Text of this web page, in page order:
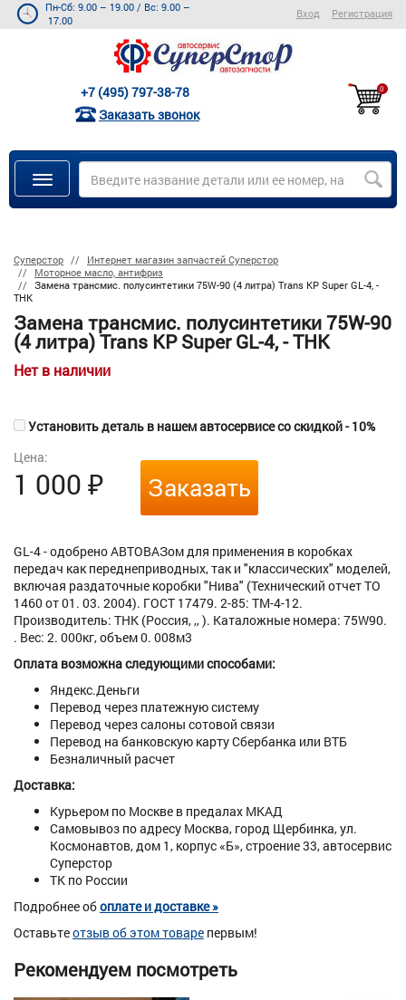
Пн-Сб: 9.00 – 19.00 / Вс: 9.00 –
17.00
Вход Регистрация
+7 (495) 797-38-78
Заказать звонок
0
Суперстор
Интернет магазин запчастей Суперстор
Моторное масло, антифриз
Замена трансмис. полусинтетики 75W-90 (4 литра) Trans KP Super GL-4, -
ТНК
Замена трансмис. полусинтетики 75W-90
(4 литра) Trans KP Super GL-4, - ТНК
Нет в наличии
Установить деталь в нашем автосервисе со скидкой - 10%
Цена:
1 000 ₽ Заказать
GL-4 - одобрено АВТОВАЗом для применения в коробках
передач как переднеприводных, так и "классических" моделей,
включая раздаточные коробки "Нива" (Технический отчет ТО
1460 от 01. 03. 2004). ГОСТ 17479. 2-85: ТМ-4-12.
Производитель: ТНК (Россия, ,, ). Каталожные номера: 75W90.
. Вес: 2. 000кг, объем 0. 008м3
Оплата возможна следующими способами:
Яндекс.Деньги
Перевод через платежную систему
Перевод через салоны сотовой связи
Перевод на банковскую карту Сбербанка или ВТБ
Безналичный расчет
Доставка:
Курьером по Москве в предалах МКАД
Самовывоз по адресу Москва, город Щербинка, ул.
Космонавтов, дом 1, корпус «Б», строение 33, автосервис
Суперстор
ТК по России
Подробнее обоплате и доставке »
Оставьтеотзыв об этом товаре первым!
Рекомендуем посмотреть